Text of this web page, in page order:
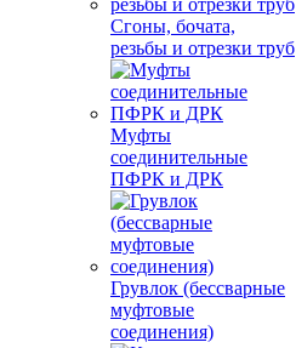
Сгоны, бочата,
резьбы и отрезки труб
Муфты
соединительные
ПФРК и ДРК
Грувлок (бессварные
муфтовые
соединения)